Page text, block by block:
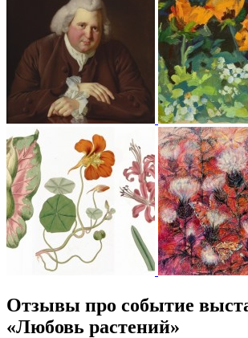
Отзывы про событие
«Любовь растений»